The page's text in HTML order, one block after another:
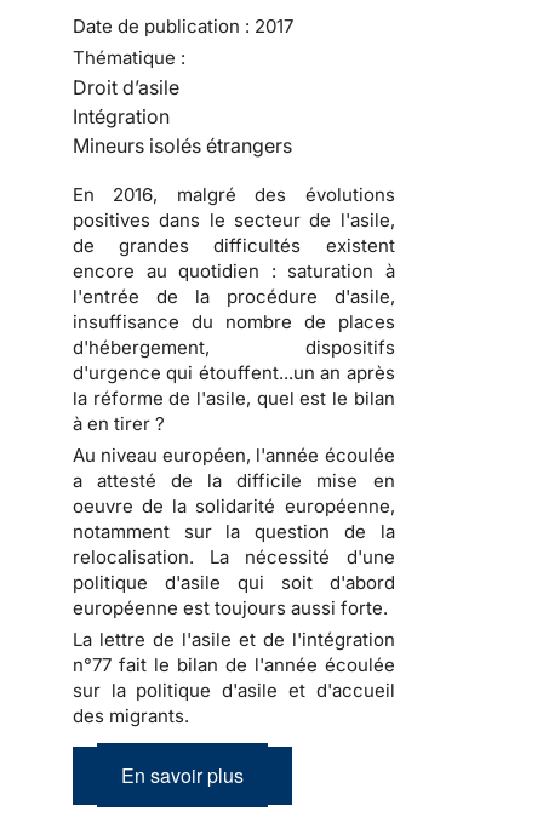
Date de publication : 2017
Thématique :
Droit d’asile
Intégration
Mineurs isolés étrangers
En 2016, malgré des évolutions
positives dans le secteur de l'asile,
de grandes difficultés existent
encore au quotidien : saturation à
l'entrée de la procédure d'asile,
insuffisance du nombre de places
d'hébergement, dispositifs
d'urgence qui étouffent...un an après
la réforme de l'asile, quel est le bilan
à en tirer ?
Au niveau européen, l'année écoulée
a attesté de la difficile mise en
oeuvre de la solidarité européenne,
notamment sur la question de la
relocalisation. La nécessité d'une
politique d'asile qui soit d'abord
européenne est toujours aussi forte.
La lettre de l'asile et de l'intégration
n°77 fait le bilan de l'année écoulée
sur la politique d'asile et d'accueil
des migrants.
En savoir plus